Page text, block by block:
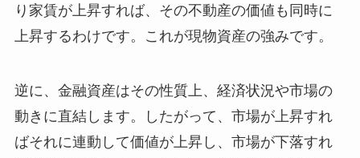
り家賃が上昇すれば、その不動産の価値も同時に
上昇するわけです。これが現物資産の強みです。
逆に、金融資産はその性質上、経済状況や市場の
動きに直結します。したがって、市場が上昇すれ
ばそれに連動して価値が上昇し、市場が下落すれ